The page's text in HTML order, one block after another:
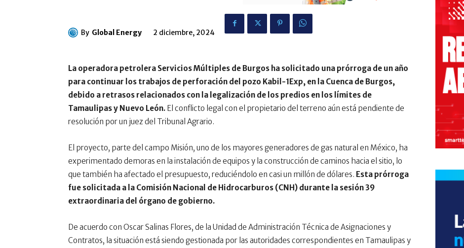
By Global Energy 2 diciembre, 2024
La operadora petrolera Servicios Múltiples de Burgos ha solicitado una prórroga de un año
para continuar los trabajos de perforación del pozo Kabil-1Exp, en la Cuenca de Burgos,
debido a retrasos relacionados con la legalización de los predios en los límites de
Tamaulipas y Nuevo León. El conflicto legal con el propietario del terreno aún está pendiente de
resolución por un juez del Tribunal Agrario.
El proyecto, parte del campo Misión, uno de los mayores generadores de gas natural en México, ha
experimentado demoras en la instalación de equipos y la construcción de caminos hacia el sitio, lo
que también ha afectado el presupuesto, reduciéndolo en casi un millón de dólares. Esta prórroga
fue solicitada a la Comisión Nacional de Hidrocarburos (CNH) durante la sesión 39
extraordinaria del órgano de gobierno.
De acuerdo con Oscar Salinas Flores, de la Unidad de Administración Técnica de Asignaciones y
Contratos, la situación está siendo gestionada por las autoridades correspondientes en Tamaulipas y